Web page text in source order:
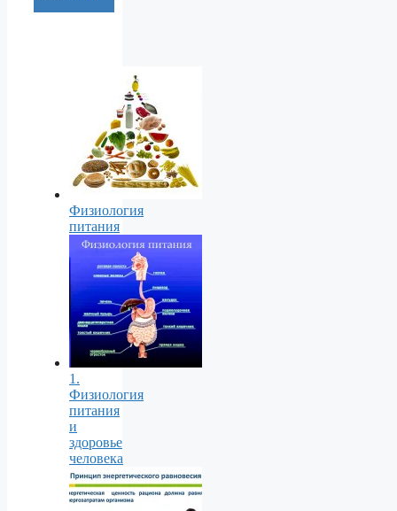
Физиология
питания
1.
Физиология
питания
и
здоровье
человека